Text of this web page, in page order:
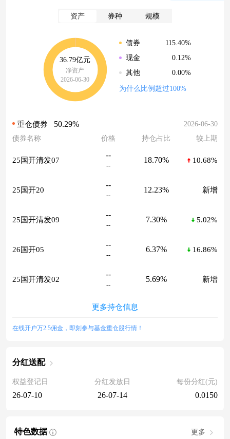
资产 券种 规模
36.79亿元
净资产
2026-06-30
债券
115.40%
现金
0.12%
其他
0.00%
为什么比例超过100%
重仓债券 50.29%
2026-06-30
债券名称
价格 持仓占比 较上期
25国开清发07
--
--
18.70% 10.68%
25国开20
--
--
12.23% 新增
25国开清发09
--
--
7.30% 5.02%
26国开05
--
--
6.37% 16.86%
25国开清发02
--
--
5.69% 新增
更多持仓信息
在线开户万2.5佣金，即刻参与基金重仓股行情！
分红送配
权益登记日
26-07-10
分红发放日
26-07-14
每份分红(元)
0.0150
特色数据 更多